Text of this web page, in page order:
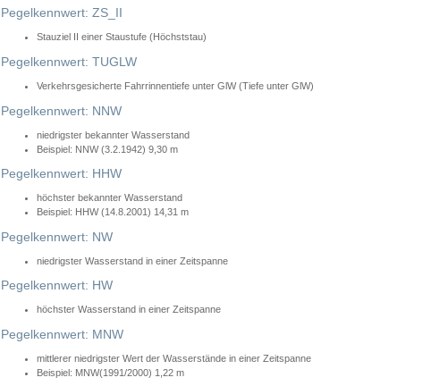
Pegelkennwert: ZS_II
Stauziel II einer Staustufe (Höchststau)
Pegelkennwert: TUGLW
Verkehrsgesicherte Fahrrinnentiefe unter GlW (Tiefe unter GlW)
Pegelkennwert: NNW
niedrigster bekannter Wasserstand
Beispiel: NNW (3.2.1942) 9,30 m
Pegelkennwert: HHW
höchster bekannter Wasserstand
Beispiel: HHW (14.8.2001) 14,31 m
Pegelkennwert: NW
niedrigster Wasserstand in einer Zeitspanne
Pegelkennwert: HW
höchster Wasserstand in einer Zeitspanne
Pegelkennwert: MNW
mittlerer niedrigster Wert der Wasserstände in einer Zeitspanne
Beispiel: MNW(1991/2000) 1,22 m